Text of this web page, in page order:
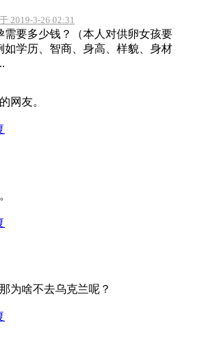
2019-3-26 02:31
需要多少钱？（本人对供卵女孩要
如学历、智商、身高、样貌、身材
网友。
为啥不去乌克兰呢？